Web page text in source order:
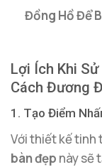
Đồng Hồ Để
Lợi Ích Khi
Cách Đương
1. Tạo Điểm
Với thiết kế tinh
bàn đẹp này sẽ